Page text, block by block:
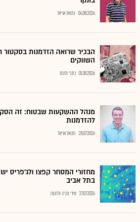
04.08.2026 נתנאל אריאל
הבכיר שרואה הזדמנות בסקטור
השווקים
01.08.2026 כתבי גלובס
מנהל ההשקעות שבטוח: זה
להזדמנות
28.07.2026 נתנאל אריאל
מחזורי המסחר קפצו ולג'פריס
בתל אביב
27.07.2026 שירי חביב-ולדהורן